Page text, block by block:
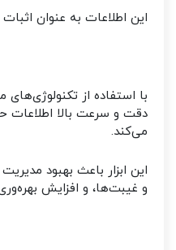
این اطلاعات به عنوان
با استفاده از
دقت و سرعت بالا اطلاعات
می‌کند.
این ابزار باعث بهبود
و غیبت‌ها، و افزایش